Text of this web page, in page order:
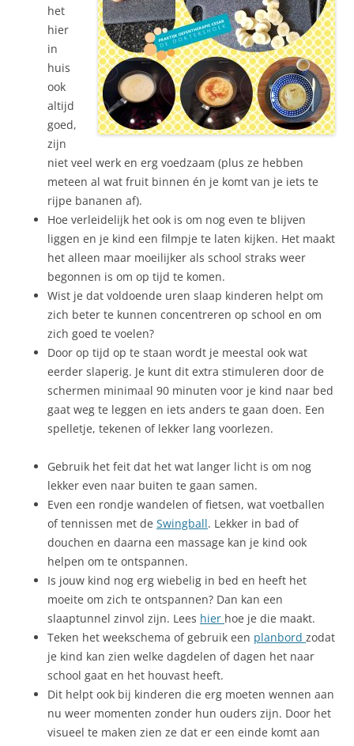
het
hier
in
huis
ook
altijd
goed,
zijn
niet veel werk en erg voedzaam (plus ze hebben
meteen al wat fruit binnen én je komt van je iets te
rijpe bananen af).
Hoe verleidelijk het ook is om nog even te blijven
liggen en je kind een filmpje te laten kijken. Het maakt
het alleen maar moeilijker als school straks weer
begonnen is om op tijd te komen.
Wist je dat voldoende uren slaap kinderen helpt om
zich beter te kunnen concentreren op school en om
zich goed te voelen?
Door op tijd op te staan wordt je meestal ook wat
eerder slaperig. Je kunt dit extra stimuleren door de
schermen minimaal 90 minuten voor je kind naar bed
gaat weg te leggen en iets anders te gaan doen. Een
spelletje, tekenen of lekker lang voorlezen.
Gebruik het feit dat het wat langer licht is om nog
lekker even naar buiten te gaan samen.
Even een rondje wandelen of fietsen, wat voetballen
of tennissen met de Swingball. Lekker in bad of
douchen en daarna een massage kan je kind ook
helpen om te ontspannen.
Is jouw kind nog erg wiebelig in bed en heeft het
moeite om zich te ontspannen? Dan kan een
slaaptunnel zinvol zijn. Lees hier hoe je die maakt.
Teken het weekschema of gebruik een planbord zodat
je kind kan zien welke dagdelen of dagen het naar
school gaat en het houvast heeft.
Dit helpt ook bij kinderen die erg moeten wennen aan
nu weer momenten zonder hun ouders zijn. Door het
visueel te maken zien ze dat er een einde komt aan